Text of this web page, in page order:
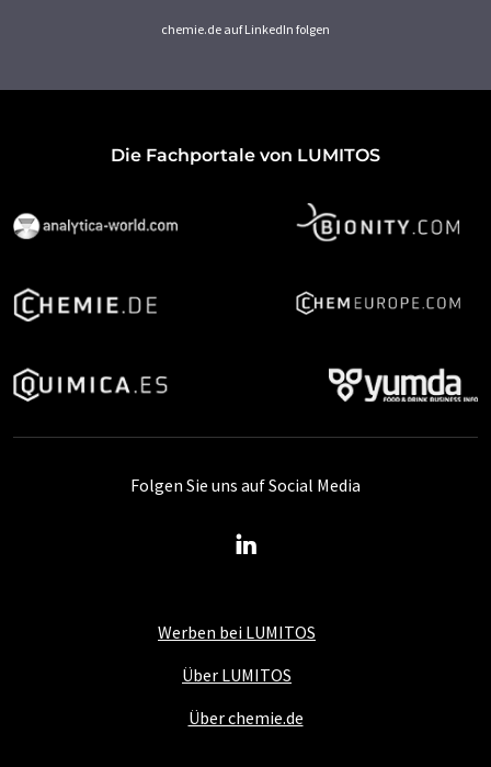
chemie.de auf LinkedIn folgen
Die Fachportale von LUMITOS
Werben bei LUMITOS
Über LUMITOS
Über chemie.de
Folgen Sie uns auf Social Media